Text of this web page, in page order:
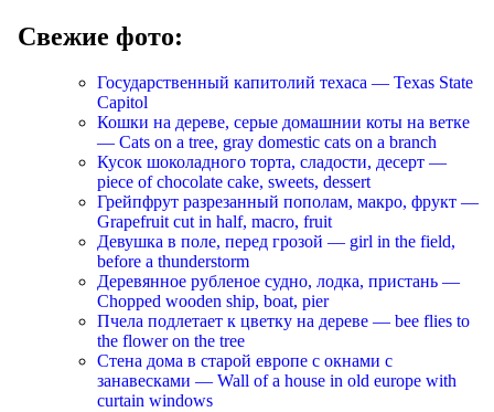
Свежие фото:
Государственный капитолий техаса — Texas State
Capitol
Кошки на дереве, серые домашнии коты на ветке
— Cats on a tree, gray domestic cats on a branch
Кусок шоколадного торта, сладости, десерт —
piece of chocolate cake, sweets, dessert
Грейпфрут разрезанный пополам, макро, фрукт —
Grapefruit cut in half, macro, fruit
Девушка в поле, перед грозой — girl in the field,
before a thunderstorm
Деревянное рубленое судно, лодка, пристань —
Chopped wooden ship, boat, pier
Пчела подлетает к цветку на дереве — bee flies to
the flower on the tree
Стена дома в старой европе с окнами с
занавесками — Wall of a house in old europe with
curtain windows